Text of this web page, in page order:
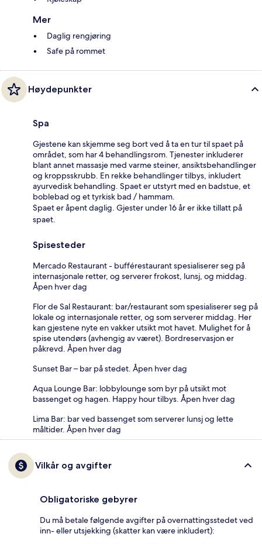
Mer
Daglig rengjøring
Safe på rommet
Høydepunkter
Spa
Gjestene kan skjemme seg bort ved å ta en tur til spaet på
området, som har 4 behandlingsrom. Tjenester inkluderer
blant annet massasje med varme steiner, ansiktsbehandlinger
og kroppsskrubb. En rekke behandlinger tilbys, inkludert
ayurvedisk behandling. Spaet er utstyrt med en badstue, et
boblebad og et tyrkisk bad / hammam.
Spaet er åpent daglig. Gjester under 16 år er ikke tillatt på
spaet.
Spisesteder
Mercado Restaurant - bufférestaurant spesialiserer seg på
internasjonale retter, og serverer frokost, lunsj, og middag.
Åpen hver dag
Flor de Sal Restaurant: bar/restaurant som spesialiserer seg på
lokale og internasjonale retter, og som serverer middag. Her
kan gjestene nyte en vakker utsikt mot havet. Mulighet for å
spise utendørs (avhengig av været). Bordreservasjon er
påkrevd. Åpen hver dag
Sunset Bar – bar på stedet. Åpen hver dag
Aqua Lounge Bar: lobbylounge som byr på utsikt mot
bassenget og hagen. Happy hour tilbys. Åpen hver dag
Lima Bar: bar ved bassenget som serverer lunsj og lette
måltider. Åpen hver dag
Vilkår og avgifter
Obligatoriske gebyrer
Du må betale følgende avgifter på overnattingsstedet ved
inn- eller utsjekking (skatter kan være inkludert):